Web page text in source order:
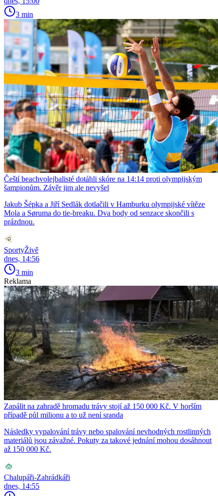
3 min
Čeští beachvolejbalisté dotáhli skóre na 14:14 proti olympijským
šampionům. Závěr jim ale nevyšel
Jakub Šépka a Jiří Sedlák dotlačili v Hamburku olympijské vítěze
Mola a Søruma do tie-breaku. Dva body od senzace skončili s
prázdnou.
SportyŽivě
dnes, 14:56
3 min
Reklama
Zapálit na zahradě hromadu trávy stojí až 150 000 Kč. V horším
případě půl milionu a to už není sranda
Následky vypalování trávy nebo spalování nevhodných rostlinných
materiálů jsou závažné. Pokuty za takové jednání mohou dosáhnout
až 150 000 Kč.
Chalupáři-Zahrádkáři
dnes, 14:55